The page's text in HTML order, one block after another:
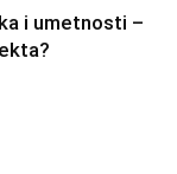
i umetnosti –